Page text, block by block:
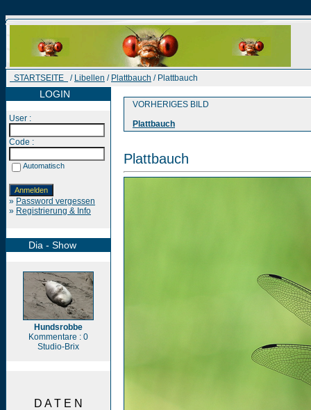
STARTSEITE / Libellen / Plattbauch / Plattbauch
LOGIN
User :
Code :
Automatisch
» Password vergessen
» Registrierung & Info
Dia - Show
Hundsrobbe
Kommentare : 0
Studio-Brix
D A T E N
VORHERIGES BILD
Plattbauch
Plattbauch